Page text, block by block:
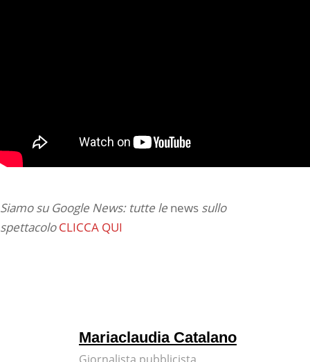
Siamo su Google News: tutte le news sullo
spettacoloCLICCA QUI
Mariaclaudia Catalano